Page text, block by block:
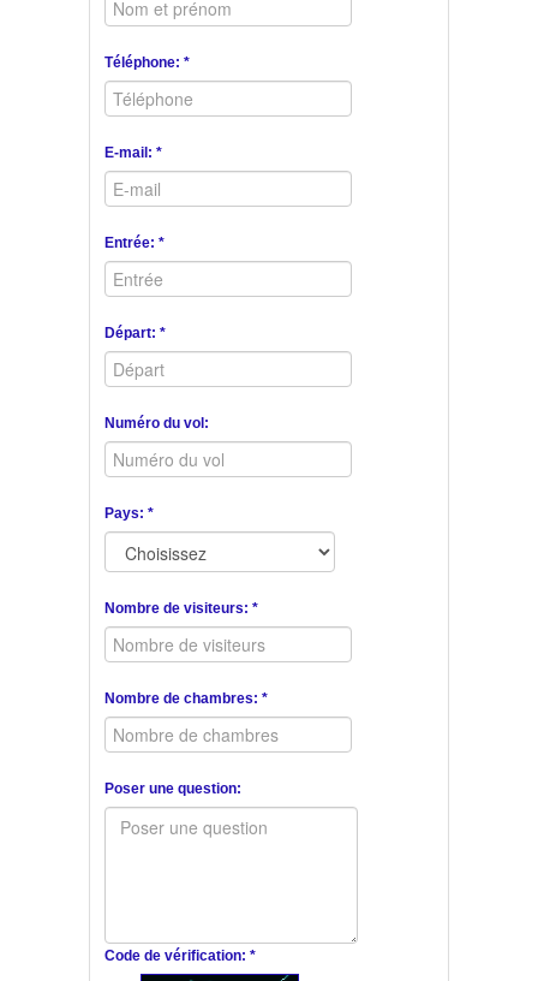
Téléphone: *
E-mail: *
Entrée: *
Départ: *
Numéro du vol:
Pays: *
Nombre de visiteurs: *
Nombre de chambres: *
Poser une question:
Code de vérification: *